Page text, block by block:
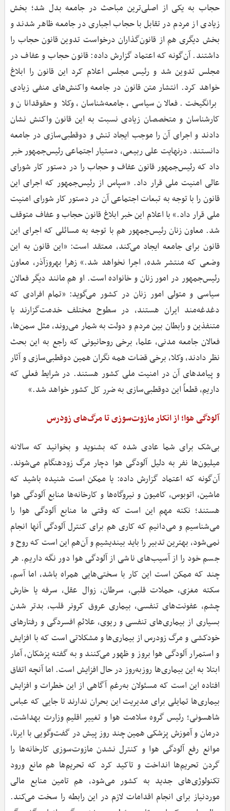
حجاب به یکی از اصلی‌ترین مباحث در جامعه بدل شد؛ بخش
زیادی از مردم در تقابل با حجاب اجباری در جامعه ظاهر شدند و
بخش دیگری هم از قانون‌گذاران درخواست تدوین قانون حجاب را
داشتند. آن‌گونه که اعتماد گزارش داده: قانون حجاب و عفاف در
مجلس تدوین شد و رئیس مجلس اعلام کرد این قانون را ابلاغ
خواهد کرد. انتشار متن قانون در جامعه واکنش‌های منفی زیادی
برانگیخت. فعالان سیاسی، جامعه‌شناسان، وکلا و حقوقدانان و
کارشناسان و متخصصان زیادی نسبت به این قانون واکنش نشان
دادند و اجرای آن را موجب ایجاد تنش و دوقطبی‌سازی در جامعه
دانستند. درنهایت علی ربیعی، دستیار اجتماعی رئیس‌جمهور خبر
داد که رئیس‌جمهور قانون عفاف و حجاب را در دستور کار شورای
عالی امنیت ملی قرار داد. ‌«سپاس از رئیس‌جمهور که اجرای این
قانون را با توجه به تبعات اجتماعی آن در دستور کار شورای امنیت
ملی قرار داد.» با اعلام این خبر ابلاغ قانون حجاب و عفاف متوقف
شد. معاون زنان رئیس‌جمهور هم با توجه به مسائلی که اجرای این
قانون برای جامعه ایجاد می‌کند، معتقد است: «این قانون به این
وضعی که منتشر شده، اجرا نخواهد شد.» زهرا بهروزآذر، معاون
رئیس‌جمهور در امور زنان و خانواده است. او هم مانند دیگر فعالان
سیاسی و متولی امور زنان در کشور می‌گوید: «تمام افرادی که
دغدغه‌مند ایران هستند، در سطوح مختلف خدمت‌گزارند یا
متنفذین و رابطان بین مردم و دولت به شمار می‌روند، مثل سمن‌ها،
فعالان جامعه مدنی، علما، برخی روحانیونی که راجع به این بحث
نظر دادند، وکلا، برخی قضات همه نگران همین دوقطبی‌سازی و آثار
و پیامدهای آن در امنیت ملی کشور هستند. در شرایط فعلی که
داریم، قطعاً این دوقطبی‌سازی به ضرر کل کشور خواهد شد.»
آلودگی هوا؛ از انکار مازوت‌سوزی تا مرگ‌های زودرس
بی‌شک برای شما عادی شده که بشنوید و بخوانید که سالانه
میلیون‌ها نفر به دلیل آلودگی هوا دچار مرگ زودهنگام می‌شوند.
آن‌گونه که اعتماد گزارش داده: یا ممکن است شنیده باشید که
ماشین، اتوبوس، کامیون و نیروگاه‌ها و کارخانه‌ها منابع آلودگی هوا
هستند؛ نکته مهم این است که وقتی ما منابع آلودگی هوا را
می‌شناسیم و می‌دانیم که کاری هم برای کنترل آلودگی آنها انجام
نمی‌شود، بهترین تدبیر را باید بیندیشیم و آن‌هم این است که روح و
جسم خود را از آسیب‌های ناشی از آلودگی هوا دور نگه داریم. هر
چند که ممکن است این کار با سختی‌هایی همراه باشد، اما آسم،
سکته مغزی، حملات قلبی، سرطان، زوال عقل، سرفه یا خارش
چشم، عفونت‌های تنفسی، بیماری عروق کرونر قلب، بدتر شدن
بسیاری از بیماری‌های تنفسی و ریوی، علائم افسردگی و رفتارهای
خودکشی و مرگ زودرس از بیماری‌ها و مشکلاتی است که با افزایش
و استمرار آلودگی هوا بروز و ظهور می‌کنند و به گفته پزشکان، آمار
ابتلا به این بیماری‌ها روزبه‌روز در حال افزایش است. اما آنچه اتفاق
افتاده این است که مسئولان به‌‌رغم آگاهی از این خطرات و افزایش
بیماری‌ها تمایلی برای مدیریت این بحران ندارند تا جایی که عباس
شاهسونی؛ رئیس گروه سلامت هوا و تغییر اقلیم وزارت بهداشت،
درمان و آموزش پزشکی همین چند روز پیش در گفت‌وگویی با ایرنا،
موانع رفع آلودگی هوا و کنترل نشدن مازوت‌سوزی کارخانه‌ها را
گردن تحریم‌ها انداخت و تاکید کرد که تحریم‌ها هم مانع ورود
تکنولوژی‌های جدید به کشور می‌شود، هم تامین منابع مالی
موردنیاز برای انجام اقدامات لازم در این رابطه را سخت می‌کند.